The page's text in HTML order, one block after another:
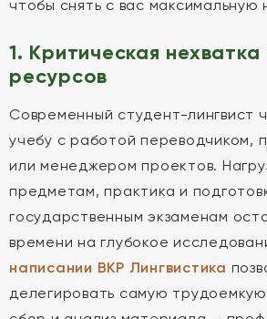
чтобы снять с вас максимальную
1. Критическая
ресурсов
Современный студент-лингвист
учебу с работой переводчиком,
или менеджером проектов.
предметам, практика и
государственным экзаменам
времени на глубокое
написании ВКР Лингвистика
делегировать самую